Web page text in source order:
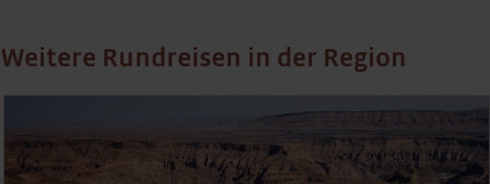
Weitere Rundreisen in der Region